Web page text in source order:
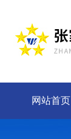
网站首页